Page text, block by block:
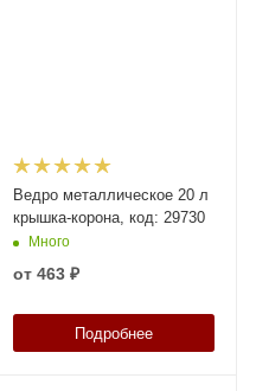
Ведро металлическое 20 л
крышка-корона, код: 29730
Много
от 463 ₽
Подробнее